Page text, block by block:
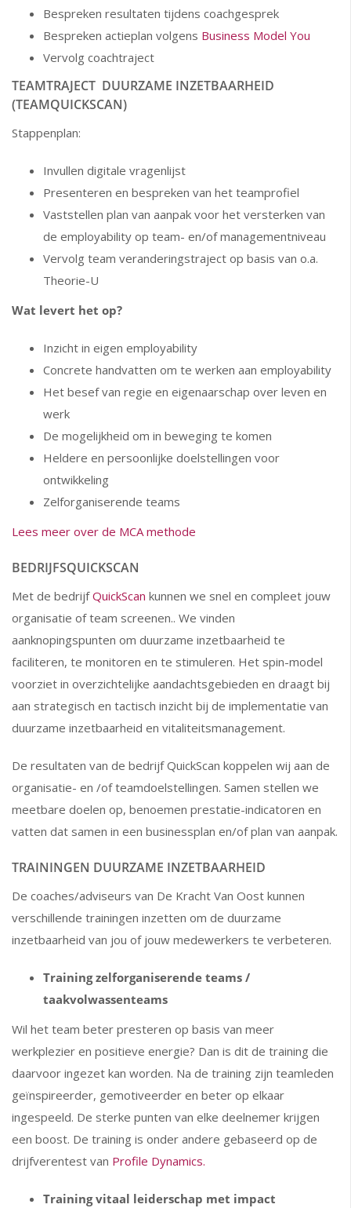
Bespreken resultaten tijdens coachgesprek
Bespreken actieplan volgens Business Model You
Vervolg coachtraject
TEAMTRAJECT DUURZAME INZETBAARHEID
(TEAMQUICKSCAN)
Stappenplan:
Invullen digitale vragenlijst
Presenteren en bespreken van het teamprofiel
Vaststellen plan van aanpak voor het versterken van
de employability op team- en/of managementniveau
Vervolg team veranderingstraject op basis van o.a.
Theorie-U
Wat levert het op?
Inzicht in eigen employability
Concrete handvatten om te werken aan employability
Het besef van regie en eigenaarschap over leven en
werk
De mogelijkheid om in beweging te komen
Heldere en persoonlijke doelstellingen voor
ontwikkeling
Zelforganiserende teams
Lees meer over de MCA methode
BEDRIJFSQUICKSCAN
Met de bedrijfQuickScan kunnen we snel en compleet jouw
organisatie of team screenen.. We vinden
aanknopingspunten om duurzame inzetbaarheid te
faciliteren, te monitoren en te stimuleren. Het spin-model
voorziet in overzichtelijke aandachtsgebieden en draagt bij
aan strategisch en tactisch inzicht bij de implementatie van
duurzame inzetbaarheid en vitaliteitsmanagement.
De resultaten van de bedrijf QuickScan koppelen wij aan de
organisatie- en /of teamdoelstellingen. Samen stellen we
meetbare doelen op, benoemen prestatie-indicatoren en
vatten dat samen in een businessplan en/of plan van aanpak.
TRAININGEN DUURZAME INZETBAARHEID
De coaches/adviseurs van De Kracht Van Oost kunnen
verschillende trainingen inzetten om de duurzame
inzetbaarheid van jou of jouw medewerkers te verbeteren.
Training zelforganiserende teams /
taakvolwassenteams
Wil het team beter presteren op basis van meer
werkplezier en positieve energie? Dan is dit de training die
daarvoor ingezet kan worden. Na de training zijn teamleden
geïnspireerder, gemotiveerder en beter op elkaar
ingespeeld. De sterke punten van elke deelnemer krijgen
een boost. De training is onder andere gebaseerd op de
drijfverentest van Profile Dynamics.
Training vitaal leiderschap met impact